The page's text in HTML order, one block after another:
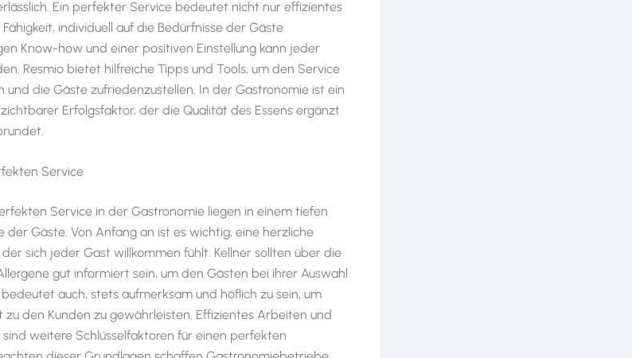
Ein perfekter Service bedeutet nicht nur effizientes
individuell auf die Bedürfnisse der Gäste
Know-how und einer positiven Einstellung kann jeder
Resmio bietet hilfreiche Tipps und Tools, um den Service
und die Gäste zufriedenzustellen. In der Gastronomie ist ein
Erfolgsfaktor, der die Qualität des Essens ergänzt
Service
Service in der Gastronomie liegen in einem tiefen
der Gäste. Von Anfang an ist es wichtig, eine herzliche
sich jeder Gast willkommen fühlt. Kellner sollten über die
gut informiert sein, um den Gästen bei ihrer Auswahl
auch, stets aufmerksam und höflich zu sein, um
den Kunden zu gewährleisten. Effizientes Arbeiten und
weitere Schlüsselfaktoren für einen perfekten